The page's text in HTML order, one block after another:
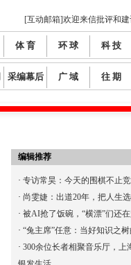
[互动邮箱]欢迎来信批评和建
体 育 环 球 科 技
采编幕后 广 域 往 期
编辑推荐
· 专访常昊：今天的围棋不止
· 尚雯婕：出道20年，把人生
· 被AI抢了饭碗，“横漂”们还
· “兔主席”任意：当好知识之树
· 300余位长者相聚音乐厅，上